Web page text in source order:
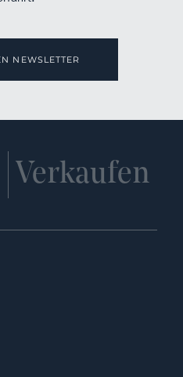
NEWSLETTER
Verkaufen